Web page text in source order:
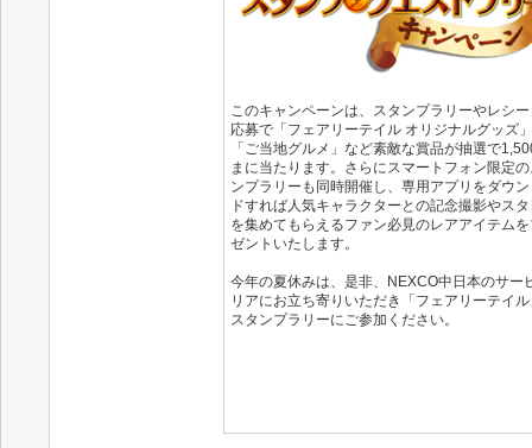
このキャンペーンは、スタンプラリーやレシ
応募で「フェアリーテイル オリジナルグッズ
「ご当地グルメ」など素敵な賞品が抽選で
まに当たります。さらにスマートフォン限定
ンプラリーも同時開催し、専用アプリをダウ
ドすれば人気キャラクターとの記念撮影やス
を集めてもらえるファン必見のレアアイテム
ゼントいたします。
今年の夏休みは、是非、NEXCO中日本のサー
リアにお立ち寄りいただき「フェアリーテイ
スタンプラリーにご参加ください。